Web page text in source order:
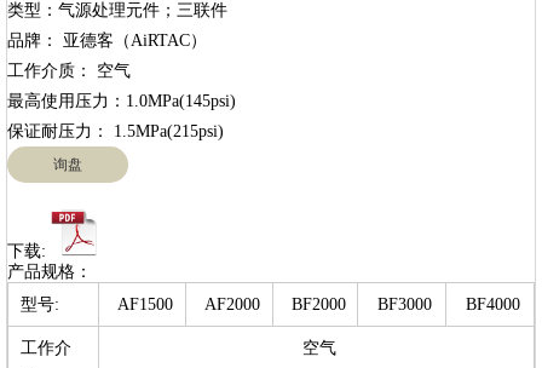
类型：气源处理元件；三联件
品牌： 亚德客（AiRTAC）
工作介质： 空气
最高使用压力：1.0MPa(145psi)
询盘
下载:
产品规格：
型号:
AF1500 AF2000 BF2000 BF3000 BF4000
工作介
空气